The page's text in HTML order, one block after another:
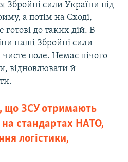
Збройні сили України під
а потім на Сході,
до таких дій. В
наші Збройні сили
поле. Немає нічого –
відновлювати й
що ЗСУ отримають
стандартах НАТО,
логістики,